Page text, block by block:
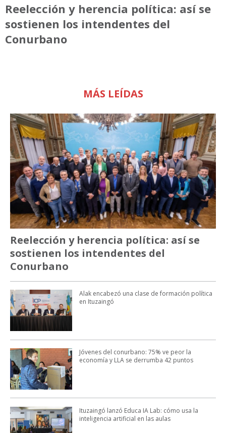
Reelección y herencia política: así se
sostienen los intendentes del
Conurbano
MÁS LEÍDAS
Reelección y herencia política: así se
sostienen los intendentes del
Conurbano
Alak encabezó una clase de formación política
en Ituzaingó
Jóvenes del conurbano: 75% ve peor la
economía y LLA se derrumba 42 puntos
Ituzaingó lanzó Educa IA Lab: cómo usa la
inteligencia artificial en las aulas